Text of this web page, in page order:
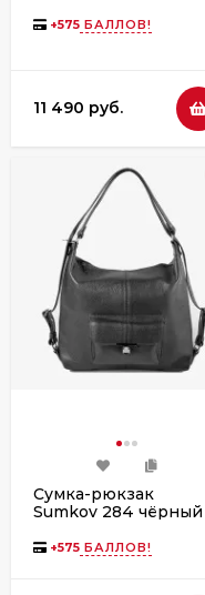
+575 БАЛЛОВ!
11 490 руб.
Сумка-рюкзак
Sumkov 284 чёрный
+575 БАЛЛОВ!